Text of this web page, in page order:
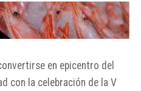
en epicentro del
con la celebración de la V